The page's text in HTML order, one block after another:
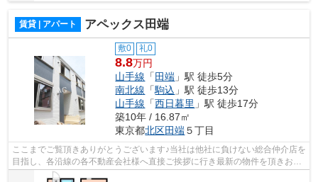
賃貸 | アパート アペックス田端
敷0 礼0
8.8万円
山手線 「 田端 」駅 徒歩5分
南北線 「駒込 」駅 徒歩13分
山手線 「西日暮里 」駅 徒歩17分
築10年 / 16.87㎡
東京都北区田端５丁目
ここまでご覧頂きありがとうございます♪当社は他社に負けない総合仲介店を
目指し、各沿線の各不動産会社様へ直接ご挨拶に行き最新の物件を頂きお客
様へ提供しております！最新の情報は...